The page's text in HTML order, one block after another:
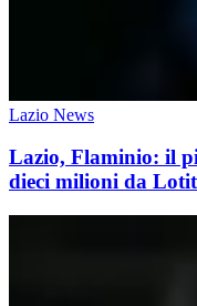
Lazio News
Lazio, Flaminio: il
dieci milioni da